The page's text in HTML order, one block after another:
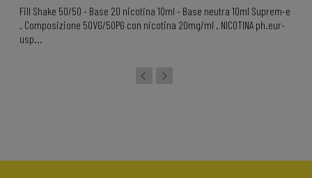
Fill Shake 50/50 - Base 20 nicotina 10ml - Base neutra 10ml Suprem-e
. Composizione 50VG/50PG con nicotina 20mg/ml . NICOTINA ph.eur-
usp...